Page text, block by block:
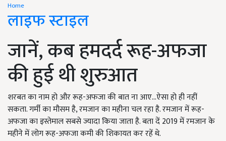
Home
लाइफ स्टाइल
जानें, कब हमदर्द रूह-अफजा
की हुई थी शुरुआत
शरबत का नाम हो और रूह-अफजा की बात ना आए…ऐसा हो ही नहीं
सकता. गर्मी का मौसम है, रमजान का महीना चल रहा है. रमजान में रूह-
अफजा का इस्तेमाल सबसे ज्यादा किया जाता है. बता दें 2019 में रमजान के
महीने में लोग रूह-अफजा कमी की शिकायत कर रहें थे.